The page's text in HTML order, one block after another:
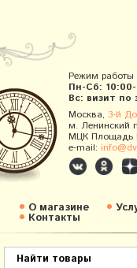
Режим работы
Пн-Сб:
Вс: визит по
Москва, 3-й
м. Ленинский
МЦК Площадь
e-mail:
О магазине
Контакты